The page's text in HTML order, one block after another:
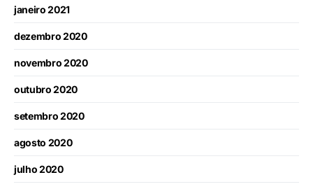
janeiro 2021
dezembro 2020
novembro 2020
outubro 2020
setembro 2020
agosto 2020
julho 2020